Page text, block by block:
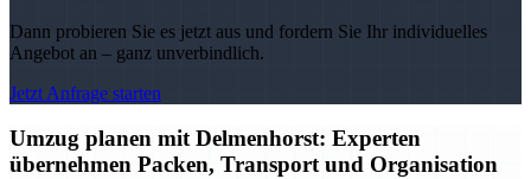
Dann probieren Sie es jetzt aus und fordern Sie Ihr individuelles
Angebot an – ganz unverbindlich.
Jetzt Anfrage starten
Umzug planen mit Delmenhorst: Experten
übernehmen Packen, Transport und Organisation